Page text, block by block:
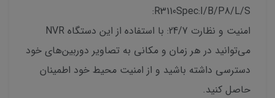
R3110Spec:I/B/P8/L/S:
امنیت و نظارت 24/7: با استفاده از این دستگاه NVR
می‌توانید در هر زمان و مکانی به تصاویر دوربین‌های خود
دسترسی داشته باشید و از امنیت محیط خود اطمینان
حاصل کنید.